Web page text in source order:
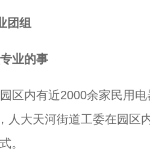
团组
业的事
内有近2000余家民用电
人大天河街道工委在园区
。